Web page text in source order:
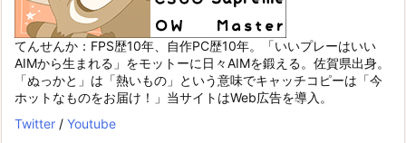
てんせんか：FPS歴10年、自作PC歴10年。「いいプレーはいい
AIMから生まれる」をモットーに日々AIMを鍛える。佐賀県出身。
「ぬっかと」は「熱いもの」という意味でキャッチコピーは「今
ホットなものをお届け！」当サイトはWeb広告を導入。
Twitter / Youtube